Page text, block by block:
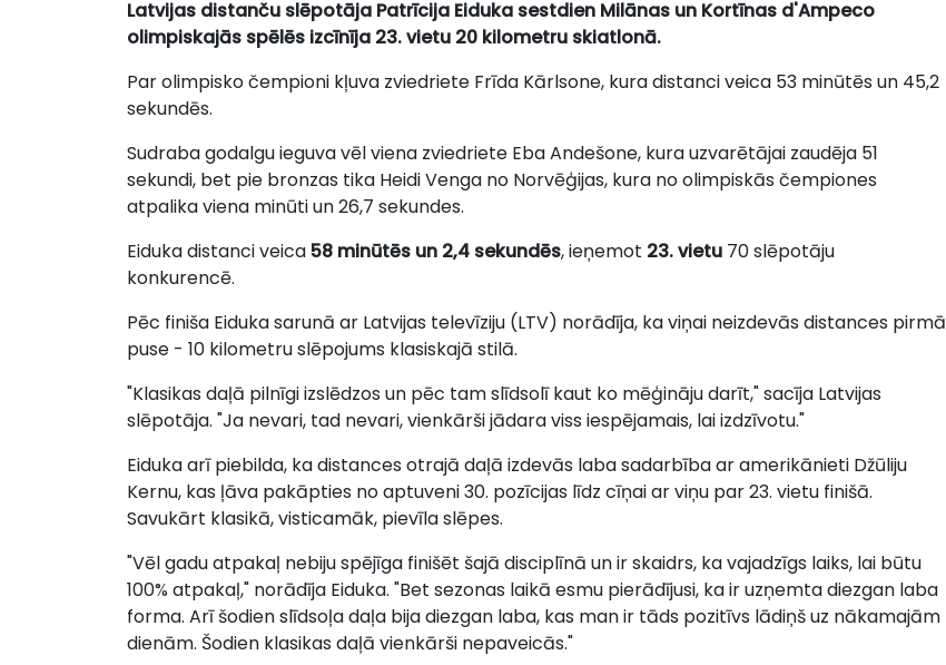
Latvijas distanču slēpotāja Patrīcija Eiduka sestdien Milānas un Kortīnas d'Ampeco
olimpiskajās spēlēs izcīnīja 23. vietu 20 kilometru skiatlonā.
Par olimpisko čempioni kļuva zviedriete Frīda Kārlsone, kura distanci veica 53 minūtēs un 45,2
sekundēs.
Sudraba godalgu ieguva vēl viena zviedriete Eba Andešone, kura uzvarētājai zaudēja 51
sekundi, bet pie bronzas tika Heidi Venga no Norvēģijas, kura no olimpiskās čempiones
atpalika viena minūti un 26,7 sekundes.
Eiduka distanci veica58 minūtēs un 2,4 sekundēs, ieņemot 23. vietu 70 slēpotāju
konkurencē.
Pēc finiša Eiduka sarunā ar Latvijas televīziju (LTV) norādīja, ka viņai neizdevās distances pirmā
puse - 10 kilometru slēpojums klasiskajā stilā.
"Klasikas daļā pilnīgi izslēdzos un pēc tam slīdsolī kaut ko mēģināju darīt," sacīja Latvijas
slēpotāja. "Ja nevari, tad nevari, vienkārši jādara viss iespējamais, lai izdzīvotu."
Eiduka arī piebilda, ka distances otrajā daļā izdevās laba sadarbība ar amerikānieti Džūliju
Kernu, kas ļāva pakāpties no aptuveni 30. pozīcijas līdz cīņai ar viņu par 23. vietu finišā.
Savukārt klasikā, visticamāk, pievīla slēpes.
"Vēl gadu atpakaļ nebiju spējīga finišēt šajā disciplīnā un ir skaidrs, ka vajadzīgs laiks, lai būtu
100% atpakaļ," norādīja Eiduka. "Bet sezonas laikā esmu pierādījusi, ka ir uzņemta diezgan laba
forma. Arī šodien slīdsoļa daļa bija diezgan laba, kas man ir tāds pozitīvs lādiņš uz nākamajām
dienām. Šodien klasikas daļā vienkārši nepaveicās."